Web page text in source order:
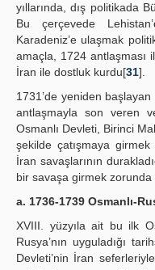
yıllarında, dış politikada
Bu çerçevede
Karadeniz’e ulaşmak
amaçla, 1724 antlaşması
İran ile dostluk kurdu[31].
1731’de yeniden başlayan
antlaşmayla son veren
Osmanlı Devleti, Birinci
şekilde çatışmaya
İran savaşlarının
bir savaşa girmek zorunda
a. 1736-1739 Osmanlı-
XVIII. yüzyıla ait bu ilk
Rusya’nın uyguladığı
Devleti’nin İran